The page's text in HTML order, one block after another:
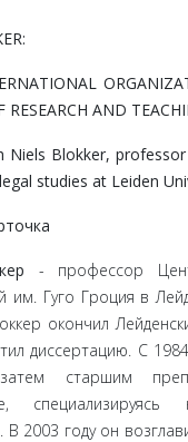
RESEARCH AND
Niels Blokker,
studies at Leiden
- профессор
им. Гуго Гроция в
окончил
диссертацию. С
старшим
В 2003 году он